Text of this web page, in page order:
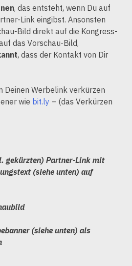
, das entsteht, wenn Du auf
Link eingibst. Ansonsten
Bild direkt auf die Kongress-
das Vorschau-Bild,
, dass der Kontakt von Dir
Deinen Werbelink verkürzen
wie bit.ly – (das Verkürzen
gekürzten) Partner-Link mit
(siehe unten) auf
(siehe unten) als